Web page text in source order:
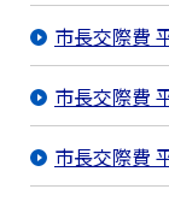
市長交際費
市長交際費
市長交際費